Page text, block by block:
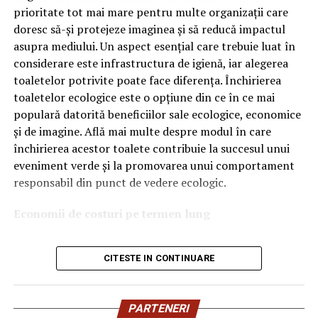
OEM.
Ce înseamnă Ravenol VMP?
DenumireaVMPidentifică o gamă de uleiuri dezvoltate
pentru motoare moderne care necesită performanțe
ridicate și compatibilitate cu numeroase specificații ale
constructorilor auto.
Acest produs este destinat în special motoarelor
moderne pe benzină și diesel, inclusiv celor echipate cu:
catalizatoare moderne;
sisteme Start-Stop.
prioritate tot mai mare pentru multe organizații care
doresc să-și protejeze imaginea și să reducă impactul
asupra mediului. Un aspect esențial care trebuie luat în
considerare este infrastructura de igienă, iar alegerea
toaletelor potrivite poate face diferența. Închirierea
toaletelor ecologice este o opțiune din ce în ce mai
populară datorită beneficiilor sale ecologice, economice
și de imagine. Află mai multe despre modul în care
închirierea acestor toalete contribuie la succesul unui
eveniment verde și la promovarea unui comportament
responsabil din punct de vedere ecologic.
Economii de costuri pe termen lung
Unul dintre cele mai mari avantaje ale activității
închiriere toalete ecologiceeste economia de costuri.
termen lung, aceasta este o opțiune mai rentabilă decât
construirea unei infrastructuri permanente de toalete.
CITESTE IN CONTINUARE
PARTENERI